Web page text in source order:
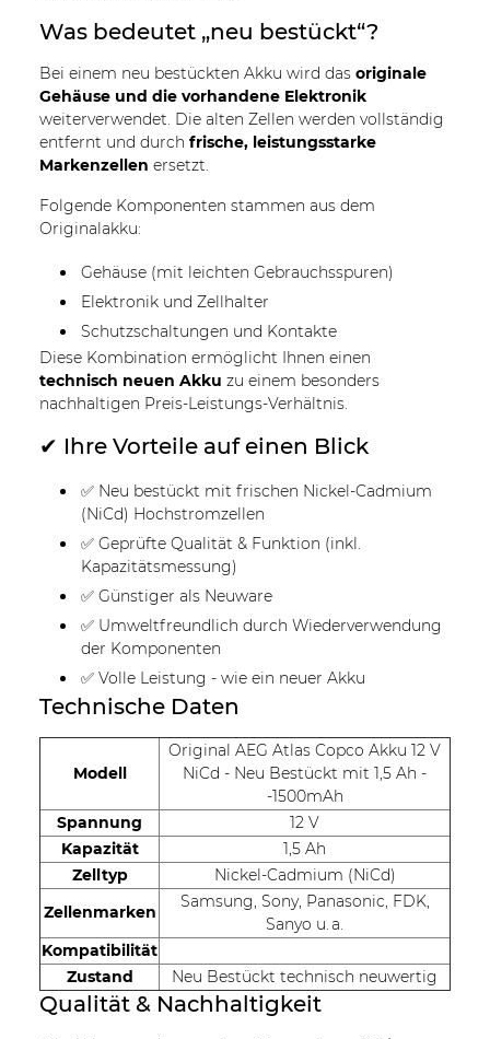
Was bedeutet „neu bestückt“?
Bei einem neu bestückten Akku wird das originale
Gehäuse und die vorhandene Elektronik
weiterverwendet. Die alten Zellen werden vollständig
entfernt und durch frische, leistungsstarke
Markenzellen ersetzt.
Folgende Komponenten stammen aus dem
Originalakku:
Gehäuse (mit leichten Gebrauchsspuren)
Elektronik und Zellhalter
Schutzschaltungen und Kontakte
Diese Kombination ermöglicht Ihnen einen
technisch neuen Akku zu einem besonders
nachhaltigen Preis-Leistungs-Verhältnis.
✔ Ihre Vorteile auf einen Blick
✅ Neu bestückt mit frischen Nickel-Cadmium
(NiCd) Hochstromzellen
✅ Geprüfte Qualität & Funktion (inkl.
Kapazitätsmessung)
✅ Günstiger als Neuware
✅ Umweltfreundlich durch Wiederverwendung
der Komponenten
✅ Volle Leistung - wie ein neuer Akku
Technische Daten
Modell
Original AEG Atlas Copco Akku 12 V
NiCd - Neu Bestückt mit 1,5 Ah -
-1500mAh
Spannung
12 V
Kapazität
1,5 Ah
Zelltyp
Nickel-Cadmium (NiCd)
Zellenmarken
Samsung, Sony, Panasonic, FDK,
Sanyo u. a.
Kompatibilität
Zustand
Neu Bestückt technisch neuwertig
Qualität & Nachhaltigkeit